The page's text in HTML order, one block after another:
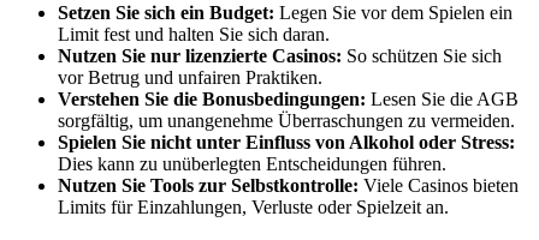
Setzen Sie sich ein Budget: Legen Sie vor dem Spielen ein
Limit fest und halten Sie sich daran.
Nutzen Sie nur lizenzierte Casinos: So schützen Sie sich
vor Betrug und unfairen Praktiken.
Verstehen Sie die Bonusbedingungen: Lesen Sie die AGB
sorgfältig, um unangenehme Überraschungen zu vermeiden.
Spielen Sie nicht unter Einfluss von Alkohol oder Stress:
Dies kann zu unüberlegten Entscheidungen führen.
Nutzen Sie Tools zur Selbstkontrolle: Viele Casinos bieten
Limits für Einzahlungen, Verluste oder Spielzeit an.